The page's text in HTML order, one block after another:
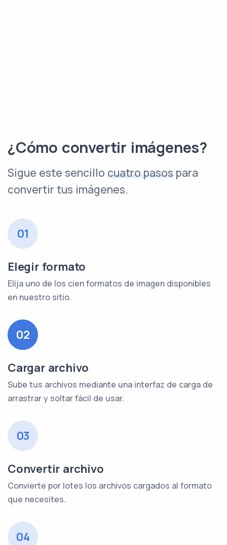
¿Cómo convertir imágenes?
Sigue este sencillocuatro pasos para
convertir tus imágenes.
01
Elegir formato
Elija uno de los cien formatos de imagen disponibles
en nuestro sitio.
02
Cargar archivo
Sube tus archivos mediante una interfaz de carga de
arrastrar y soltar fácil de usar.
03
Convertir archivo
Convierte por lotes los archivos cargados al formato
que necesites.
04